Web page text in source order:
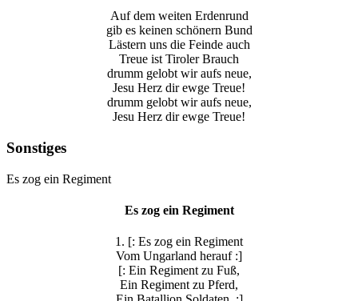
Auf dem weiten Erdenrund
gib es keinen schönern Bund
Lästern uns die Feinde auch
Treue ist Tiroler Brauch
drumm gelobt wir aufs neue,
Jesu Herz dir ewge Treue!
drumm gelobt wir aufs neue,
Jesu Herz dir ewge Treue!
Sonstiges
Es zog ein Regiment
Es zog ein Regiment
1. [: Es zog ein Regiment
Vom Ungarland herauf :]
[: Ein Regiment zu Fuß,
Ein Regiment zu Pferd,